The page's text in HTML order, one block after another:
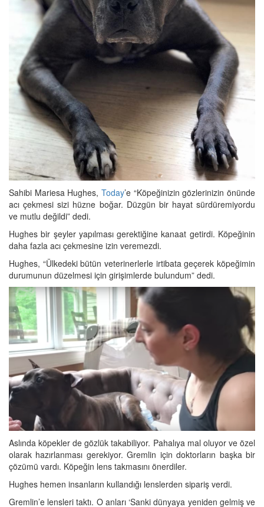
Sahibi Mariesa Hughes, Today’e “Köpeğinizin gözlerinizin önünde
acı çekmesi sizi hüzne boğar. Düzgün bir hayat sürdüremiyordu
ve mutlu değildi” dedi.
Hughes bir şeyler yapılması gerektiğine kanaat getirdi. Köpeğinin
daha fazla acı çekmesine izin veremezdi.
Hughes, “Ülkedeki bütün veterinerlerle irtibata geçerek köpeğimin
durumunun düzelmesi için girişimlerde bulundum” dedi.
Aslında köpekler de gözlük takabiliyor. Pahalıya mal oluyor ve özel
olarak hazırlanması gerekiyor. Gremlin için doktorların başka bir
çözümü vardı. Köpeğin lens takmasını önerdiler.
Hughes hemen insanların kullandığı lenslerden sipariş verdi.
Gremlin’e lensleri taktı. O anları ‘Sanki dünyaya yeniden gelmiş ve